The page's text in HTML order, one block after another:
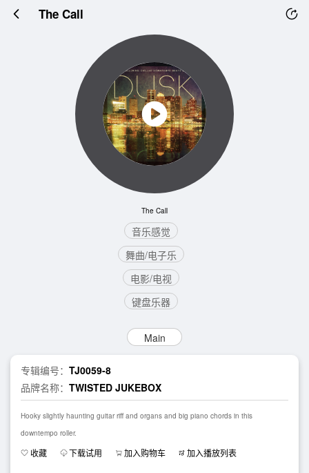
The Call
The Call
音乐感觉
舞曲/电子乐
电影/电视
键盘乐器
Main
专辑编号： TJ0059-8
品牌名称： TWISTED JUKEBOX
Hooky slightly haunting guitar riff and organs and big piano chords in this
downtempo roller.
收藏 下载试用 加入购物车 加入播放列表